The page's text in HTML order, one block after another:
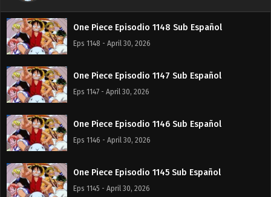
One Piece Episodio 1148 Sub Español
Eps 1148 - April 30, 2026
One Piece Episodio 1147 Sub Español
Eps 1147 - April 30, 2026
One Piece Episodio 1146 Sub Español
Eps 1146 - April 30, 2026
One Piece Episodio 1145 Sub Español
Eps 1145 - April 30, 2026